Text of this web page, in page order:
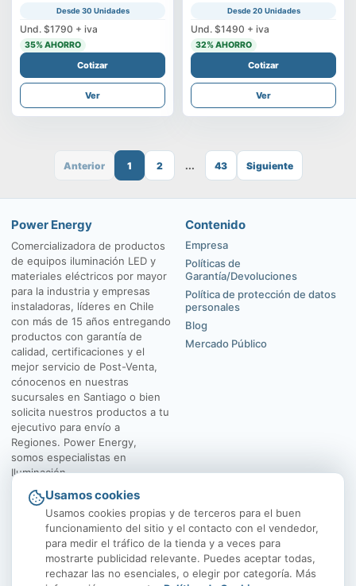
Desde 30 Unidades
Und. $1790 + iva
35% AHORRO
Cotizar
Ver
Desde 20 Unidades
Und. $1490 + iva
32% AHORRO
Cotizar
Ver
Anterior 1 2 ... 43 Siguiente
Power Energy
Comercializadora de productos
de equipos iluminación LED y
materiales eléctricos por mayor
para la industria y empresas
instaladoras, líderes en Chile
con más de 15 años entregando
productos con garantía de
calidad, certificaciones y el
mejor servicio de Post-Venta,
cónocenos en nuestras
sucursales en Santiago o bien
solicita nuestros productos a tu
ejecutivo para envío a
Regiones. Power Energy,
somos especialistas en
Iluminación.
Contenido
Empresa
Políticas de
Garantía/Devoluciones
Política de protección de datos
personales
Blog
Mercado Público
El Rosal 4547, Huechuraba
Usamos cookies
Usamos cookies propias y de terceros para el buen
funcionamiento del sitio y el contacto con el vendedor,
para medir el tráfico de la tienda y a veces para
mostrarte publicidad relevante. Puedes aceptar todas,
rechazar las no esenciales, o elegir por categoría. Más